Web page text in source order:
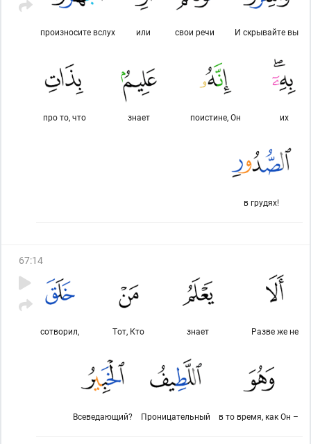
И скрывайте вы
свои речи
или
произносите вслух
их
поистине, Он
знает
про то, что
в грудях!
67:14
Разве же не
знает
Тот, Кто
сотворил,
в то время, как Он –
Проницательный
Всеведающий?